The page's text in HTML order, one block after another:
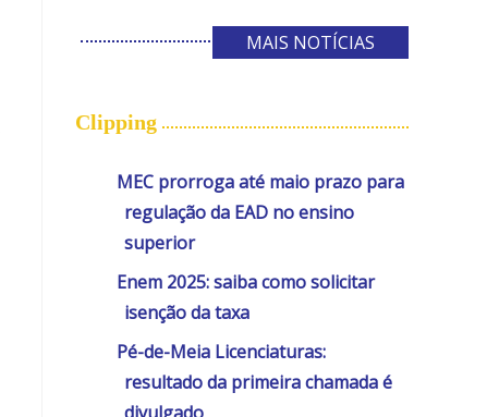
MAIS NOTÍCIAS
Clipping
MEC prorroga até maio prazo para
regulação da EAD no ensino
superior
Enem 2025: saiba como solicitar
isenção da taxa
Pé-de-Meia Licenciaturas:
resultado da primeira chamada é